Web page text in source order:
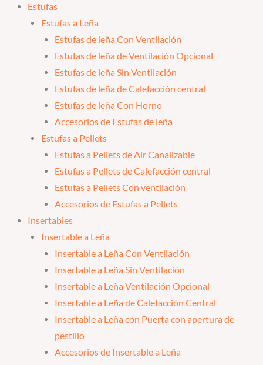
Estufas
Estufas a Leña
Estufas de leña Con Ventilación
Estufas de leña de Ventilación Opcional
Estufas de leña Sin Ventilación
Estufas de leña de Calefacción central
Estufas de leña Con Horno
Accesorios de Estufas de leña
Estufas a Pellets
Estufas a Pellets de Air Canalizable
Estufas a Pellets de Calefacción central
Estufas a Pellets Con ventilación
Accesorios de Estufas a Pellets
Insertables
Insertable a Leña
Insertable a Leña Con Ventilación
Insertable a Leña Sin Ventilación
Insertable a Leña Ventilación Opcional
Insertable a Leña de Calefacción Central
Insertable a Leña con Puerta con apertura de
pestillo
Accesorios de Insertable a Leña